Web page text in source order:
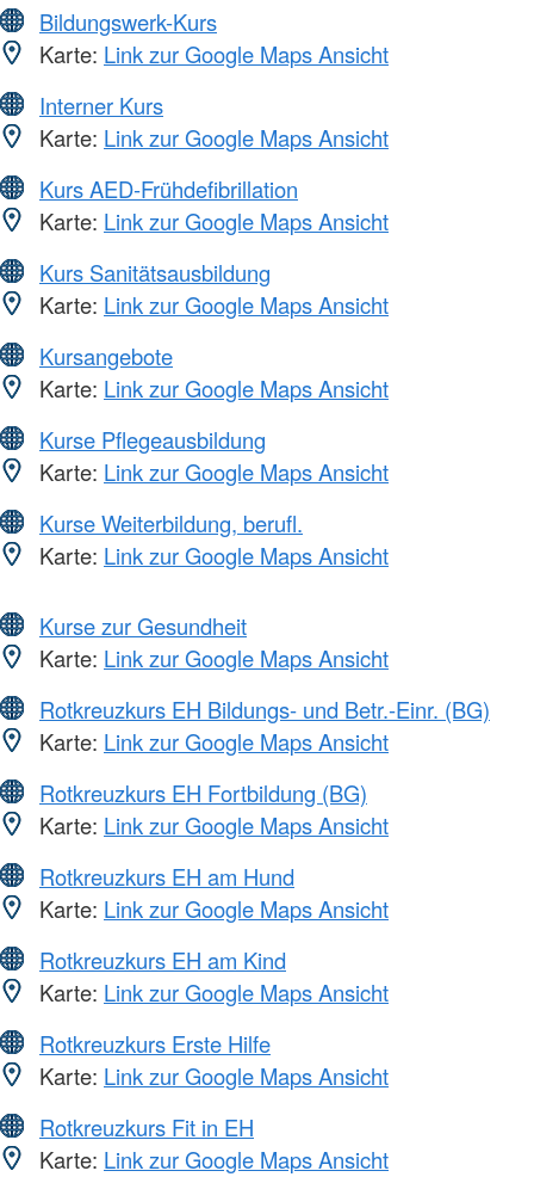
Bildungswerk-Kurs
Karte: Link zur Google Maps Ansicht
Interner Kurs
Karte: Link zur Google Maps Ansicht
Kurs AED-Frühdefibrillation
Karte: Link zur Google Maps Ansicht
Kurs Sanitätsausbildung
Karte: Link zur Google Maps Ansicht
Kursangebote
Karte: Link zur Google Maps Ansicht
Kurse Pflegeausbildung
Karte: Link zur Google Maps Ansicht
Kurse Weiterbildung, berufl.
Karte: Link zur Google Maps Ansicht
Kurse zur Gesundheit
Karte: Link zur Google Maps Ansicht
Rotkreuzkurs EH Bildungs- und Betr.-Einr. (BG)
Karte: Link zur Google Maps Ansicht
Rotkreuzkurs EH Fortbildung (BG)
Karte: Link zur Google Maps Ansicht
Rotkreuzkurs EH am Hund
Karte: Link zur Google Maps Ansicht
Rotkreuzkurs EH am Kind
Karte: Link zur Google Maps Ansicht
Rotkreuzkurs Erste Hilfe
Karte: Link zur Google Maps Ansicht
Rotkreuzkurs Fit in EH
Karte: Link zur Google Maps Ansicht